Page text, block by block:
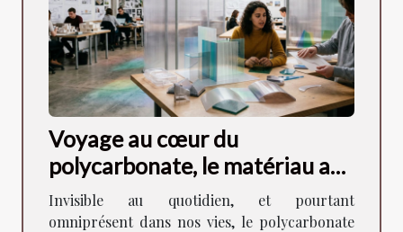
Voyage au cœur du
polycarbonate, le matériau aux
mille visages
Invisible au quotidien, et pourtant
omniprésent dans nos vies, le polycarbonate